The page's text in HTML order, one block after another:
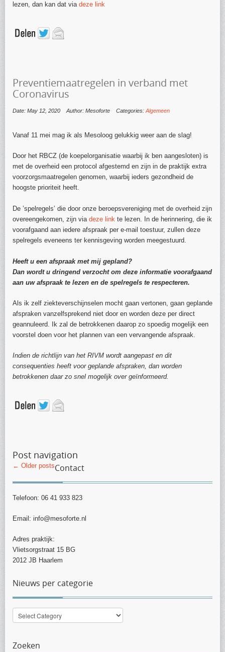
lezen, dan kan dat via deze link
Preventiemaatregelen in verband met
Coronavirus
Date: May 12, 2020 Author: Mesoforte Categories:Algemeen
Vanaf 11 mei mag ik als Mesoloog gelukkig weer aan de slag!
Door het RBCZ (de koepelorganisatie waarbij ik ben aangesloten) is
met de overheid een protocol afgestemd en zijn in de praktijk extra
voorzorgsmaatregelen genomen, waarbij ieders gezondheid de
hoogste prioriteit heeft.
De ’spelregels’ die door onze beroepsvereniging met de overheid zijn
overeengekomen, zijn via deze link te lezen. In de herinnering, die ik
voorafgaand aan iedere afspraak per e-mail toestuur, zullen deze
spelregels eveneens ter kennisgeving worden meegestuurd.
Heeft u een afspraak met mij gepland?
Dan wordt u dringend verzocht om deze informatie voorafgaand
aan uw afspraak te lezen en de spelregels te respecteren.
Als ik zelf ziekteverschijnselen mocht gaan vertonen, gaan geplande
afspraken vanzelfsprekend niet door en worden deze per direct
geannuleerd. Ik zal de betrokkenen daarop zo spoedig mogelijk een
voorstel doen voor het plannen van een vervangende afspraak.
Indien de richtlijn van het RIVM wordt aangepast en dit
consequenties heeft voor geplande afspraken, dan worden
betrokkenen daar zo snel mogelijk over geïnformeerd.
Post navigation
← Older postsContact
Telefoon: 06 41 933 823
Email: info@mesoforte.nl
Adres praktijk:
Vlietsorgstraat 15 BG
2012 JB Haarlem
Nieuws per categorie
Nieuws
per
Zoeken